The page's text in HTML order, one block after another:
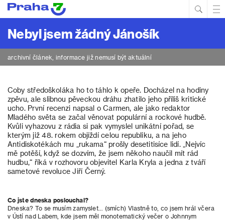
Nebyl jsem žádný Jánošík
archivní článek, informace již nemusí být aktuální
Coby středoškoláka ho to táhlo k opeře. Docházel na hodiny
zpěvu, ale slibnou pěveckou dráhu zhatilo jeho příliš kritické
ucho. První recenzi napsal o Carmen, ale jako redaktor
Mladého světa se začal věnovat populární a rockové hudbě.
Kvůli vyhazovu z rádia si pak vymyslel unikátní pořad, se
kterým již 48. rokem objíždí celou republiku, a na jeho
Antidiskotékách mu „rukama“ prošly desetitisíce lidí. „Nejvíc
mě potěší, když se dozvím, že jsem někoho naučil mít rád
hudbu,“ říká v rozhovoru objevitel Karla Kryla a jedna z tváří
sametové revoluce Jiří Černý.
Co jste dneska poslouchal?
Dneska? To se musím zamyslet… (smích) Vlastně to, co jsem hrál včera
v Ústí nad Labem, kde jsem měl monotematický večer o Johnnym